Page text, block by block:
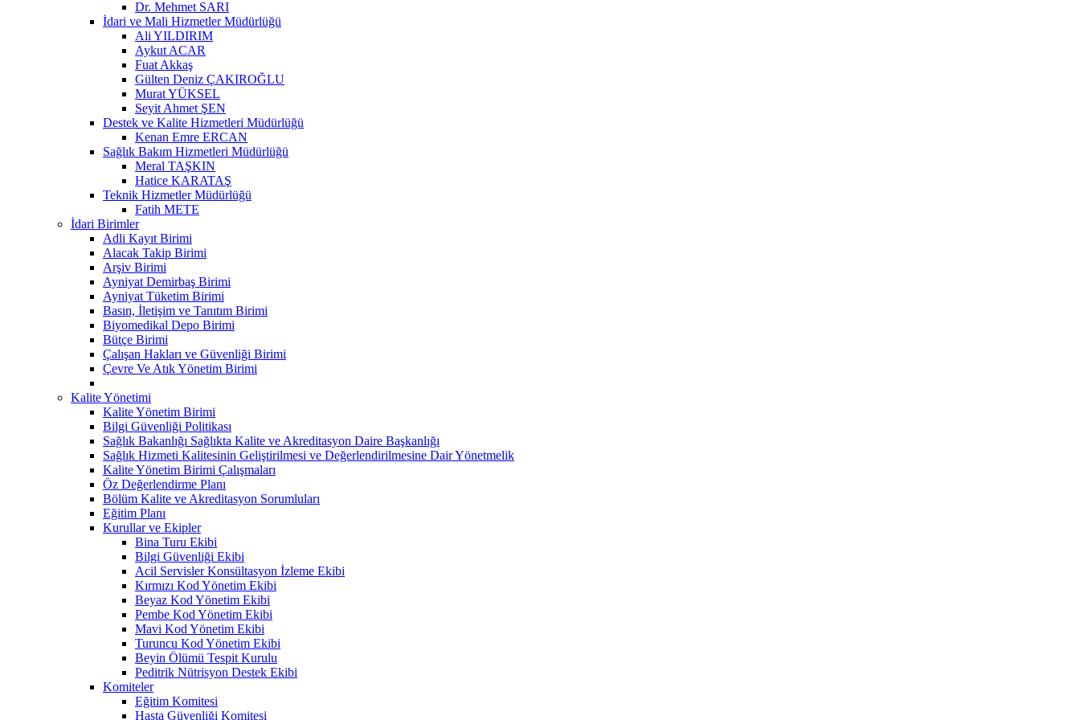
Dr. Mehmet SARI
İdari ve Mali Hizmetler Müdürlüğü
Ali YILDIRIM
Aykut ACAR
Fuat Akkaş
Gülten Deniz ÇAKIROĞLU
Murat YÜKSEL
Seyit Ahmet ŞEN
Destek ve Kalite Hizmetleri Müdürlüğü
Kenan Emre ERCAN
Sağlık Bakım Hizmetleri Müdürlüğü
Meral TAŞKIN
Hatice KARATAŞ
Teknik Hizmetler Müdürlüğü
Fatih METE
İdari Birimler
Adli Kayıt Birimi
Alacak Takip Birimi
Arşiv Birimi
Ayniyat Demirbaş Birimi
Ayniyat Tüketim Birimi
Basın, İletişim ve Tanıtım Birimi
Biyomedikal Depo Birimi
Bütçe Birimi
Çalışan Hakları ve Güvenliği Birimi
Çevre Ve Atık Yönetim Birimi
Kalite Yönetimi
Kalite Yönetim Birimi
Bilgi Güvenliği Politikası
Sağlık Bakanlığı Sağlıkta Kalite ve Akreditasyon Daire Başkanlığı
Sağlık Hizmeti Kalitesinin Geliştirilmesi ve Değerlendirilmesine Dair Yönetmelik
Kalite Yönetim Birimi Çalışmaları
Öz Değerlendirme Planı
Bölüm Kalite ve Akreditasyon Sorumluları
Eğitim Planı
Kurullar ve Ekipler
Bina Turu Ekibi
Bilgi Güvenliği Ekibi
Acil Servisler Konsültasyon İzleme Ekibi
Kırmızı Kod Yönetim Ekibi
Beyaz Kod Yönetim Ekibi
Pembe Kod Yönetim Ekibi
Mavi Kod Yönetim Ekibi
Turuncu Kod Yönetim Ekibi
Beyin Ölümü Tespit Kurulu
Peditrik Nütrisyon Destek Ekibi
Komiteler
Eğitim Komitesi
Hasta Güvenliği Komitesi